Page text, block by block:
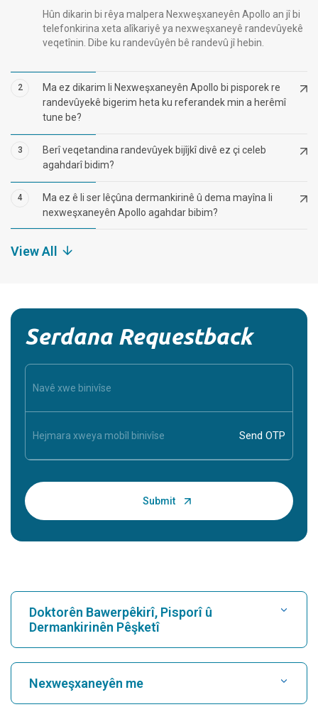
Hûn dikarin bi rêya malpera Nexweşxaneyên Apollo an jî bi
telefonkirina xeta alîkariyê ya nexweşxaneyê randevûyekê
veqetînin. Dibe ku randevûyên bê randevû jî hebin.
2
Ma ez dikarim li Nexweşxaneyên Apollo bi pisporek re
randevûyekê bigerim heta ku referandek min a herêmî
tune be?
3
Berî veqetandina randevûyek bijîjkî divê ez çi celeb
agahdarî bidim?
4
Ma ez ê li ser lêçûna dermankirinê û dema mayîna li
nexweşxaneyên Apollo agahdar bibim?
View All
Serdana Requestback
Doktorên Bawerpêkirî, Pisporî û
Dermankirinên Pêşketî
Nexweşxaneyê bibînin
Nexweşxaneyên me